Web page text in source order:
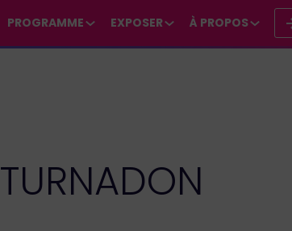
PROGRAMME EXPOSER À PROPOS
TURNADON